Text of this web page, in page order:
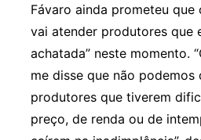
Fávaro ainda prometeu que
vai atender produtores que
achatada” neste momento.
me disse que não podemos
produtores que tiverem
preço, de renda ou de